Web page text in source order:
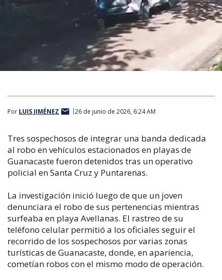
Por LUIS JIMÉNEZ 26 de junio de 2026, 6:24 AM
Tres sospechosos de integrar una banda dedicada
al robo en vehículos estacionados en playas de
Guanacaste fueron detenidos tras un operativo
policial en Santa Cruz y Puntarenas.
La investigación inició luego de que un joven
denunciara el robo de sus pertenencias mientras
surfeaba en playa Avellanas. El rastreo de su
teléfono celular permitió a los oficiales seguir el
recorrido de los sospechosos por varias zonas
turísticas de Guanacaste, donde, en apariencia,
cometían robos con el mismo modo de operación.